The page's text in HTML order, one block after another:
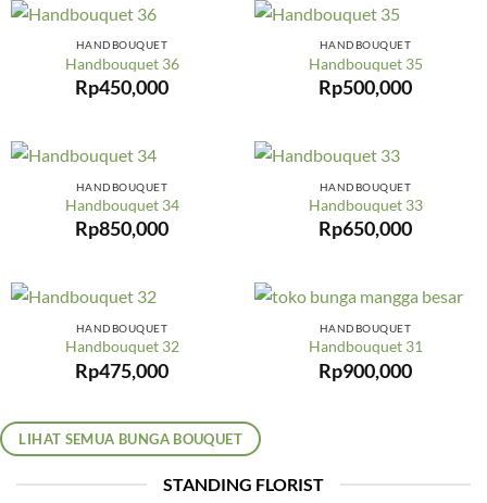
HANDBOUQUET
Handbouquet 36
Rp450,000
HANDBOUQUET
Handbouquet 35
Rp500,000
HANDBOUQUET
Handbouquet 34
Rp850,000
HANDBOUQUET
Handbouquet 33
Rp650,000
HANDBOUQUET
Handbouquet 32
Rp475,000
HANDBOUQUET
Handbouquet 31
Rp900,000
LIHAT SEMUA BUNGA BOUQUET
STANDING FLORIST